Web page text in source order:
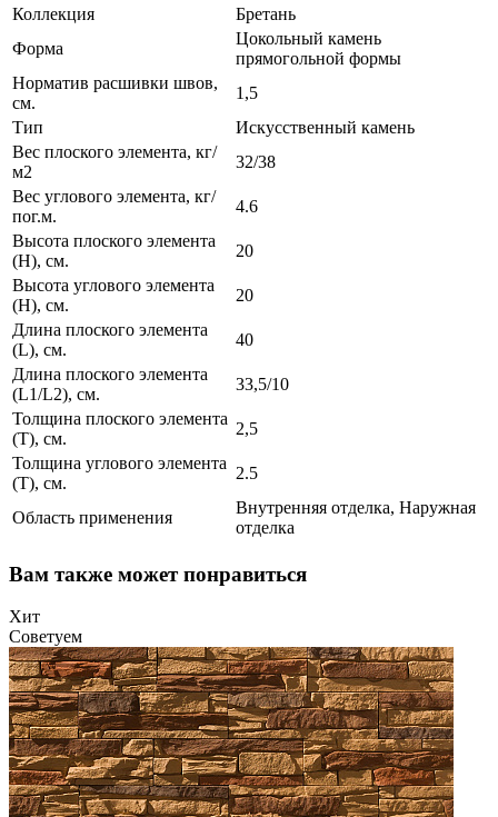
Коллекция
Бретань
Форма
Цокольный камень
прямогольной формы
Норматив расшивки швов,
см.
1,5
Тип
Искусственный камень
Вес плоского элемента, кг/
м2
32/38
Вес углового элемента, кг/
пог.м.
4.6
Высота плоского элемента
(H), см.
20
Высота углового элемента
(H), см.
20
Длина плоского элемента
(L), см.
40
Длина плоского элемента
(L1/L2), см.
33,5/10
Толщина плоского элемента
(T), см.
2,5
Толщина углового элемента
(T), см.
2.5
Область применения
Внутренняя отделка, Наружная
отделка
Вам также может понравиться
Хит
Советуем